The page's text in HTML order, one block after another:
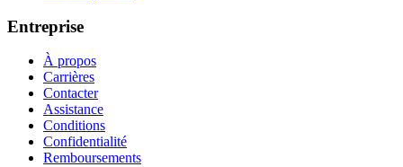
Entreprise
À propos
Carrières
Contacter
Assistance
Conditions
Confidentialité
Remboursements